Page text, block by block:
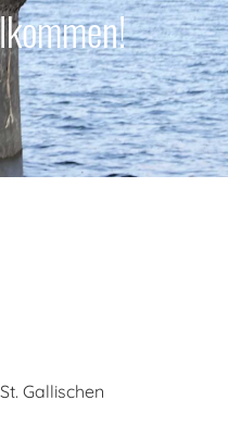
Gallischen